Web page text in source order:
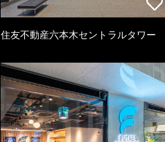
住友不動産六本木セントラルタワー